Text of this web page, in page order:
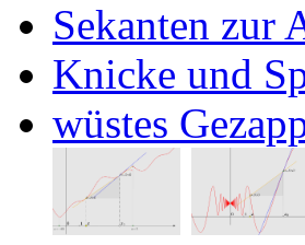
Sekanten zur
Knicke und
wüstes